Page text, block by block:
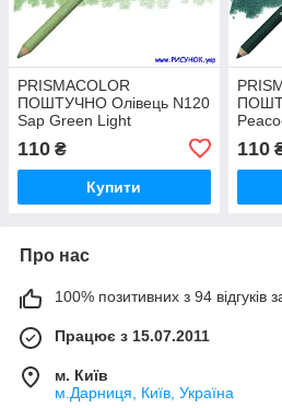
PRISMACOLOR
ПОШТУЧНО Олівець N120
Sap Green Light
110 ₴
Купити
110
Про нас
100% позитивних з 94 відгуків
Працює з 15.07.2011
м. Київ
м.Дарниця, Київ, Україна